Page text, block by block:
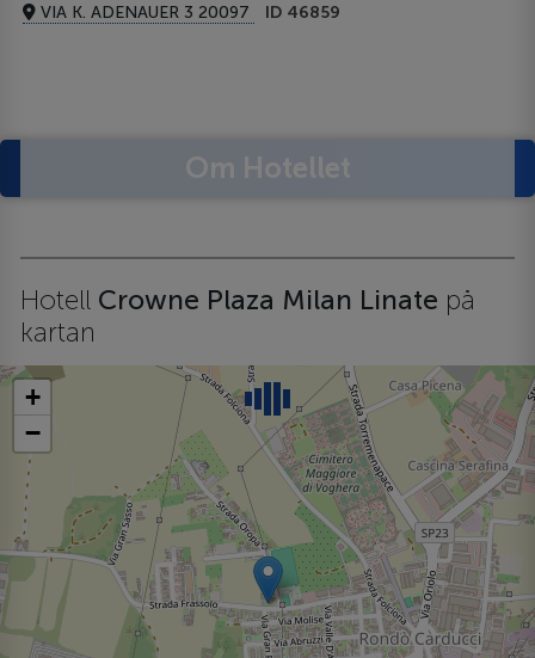
VIA K. ADENAUER 3 20097 ID 46859
Hotell Crowne Plaza Milan Linate på
kartan
+
−